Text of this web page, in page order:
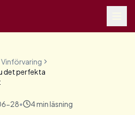
Vinförvaring
det perfekta
28• 4min läsning